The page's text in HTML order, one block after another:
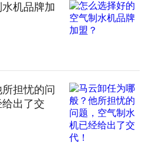
机品牌加
担忧的问
出了交